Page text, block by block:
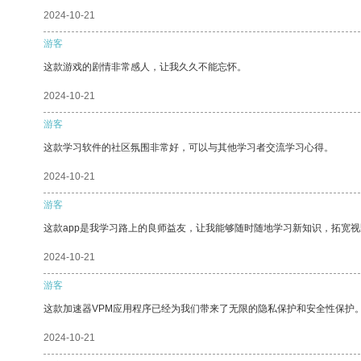
2024-10-21
游客
这款游戏的剧情非常感人，让我久久不能忘怀。
2024-10-21
游客
这款学习软件的社区氛围非常好，可以与其他学习者交流学习心得。
2024-10-21
游客
这款app是我学习路上的良师益友，让我能够随时随地学习新知识，拓宽
2024-10-21
游客
这款加速器VPM应用程序已经为我们带来了无限的隐私保护和安全性保护
2024-10-21